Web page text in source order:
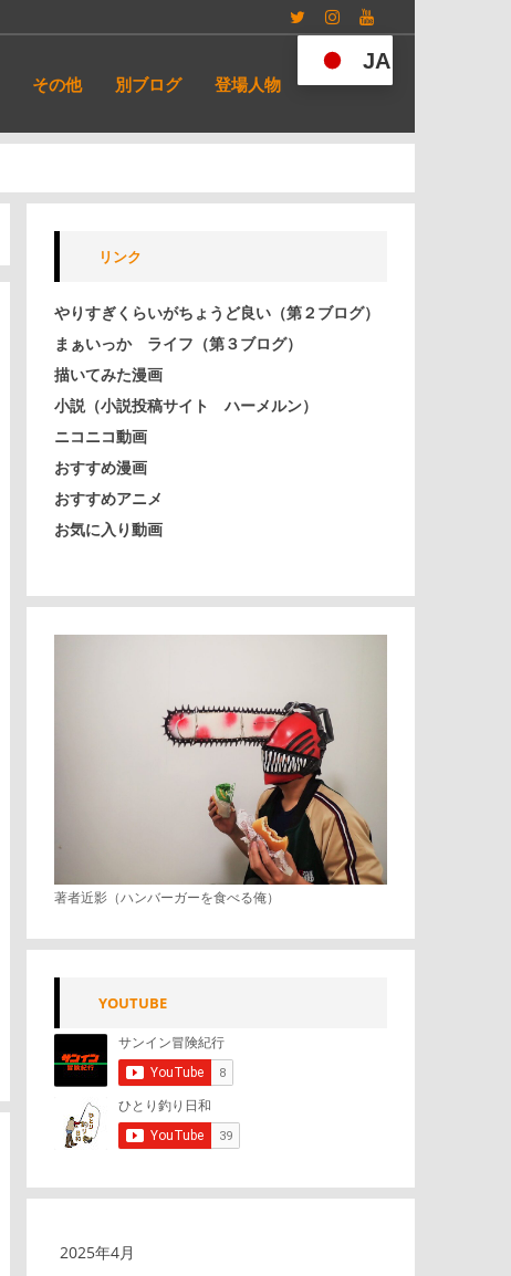
TwitterInstagramYouTube
その他 別ブログ 登場人物
JA
リンク
やりすぎくらいがちょうど良い（第２ブログ）
まぁいっか ライフ（第３ブログ）
描いてみた漫画
小説（小説投稿サイト ハーメルン）
ニコニコ動画
おすすめ漫画
おすすめアニメ
お気に入り動画
著者近影（ハンバーガーを食べる俺）
YOUTUBE
2025年4月